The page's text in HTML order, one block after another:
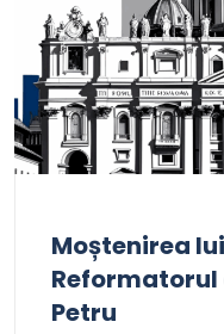
Moștenirea
Reformatorul
Petru